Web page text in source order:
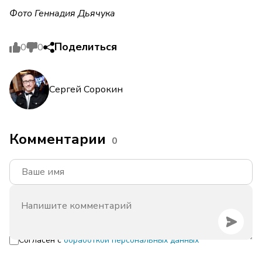
Фото Геннадия Дьячука
0 0 Поделиться
Сергей Сорокин
Комментарии 0
Согласен с обработкой персональных данных